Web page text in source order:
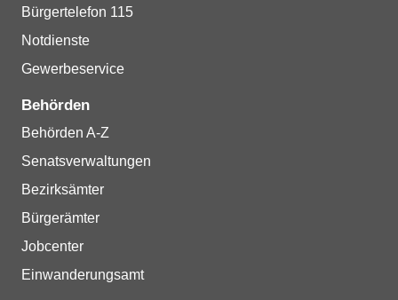
Bürgertelefon 115
Notdienste
Gewerbeservice
Behörden
Behörden A-Z
Senatsverwaltungen
Bezirksämter
Bürgerämter
Jobcenter
Einwanderungsamt